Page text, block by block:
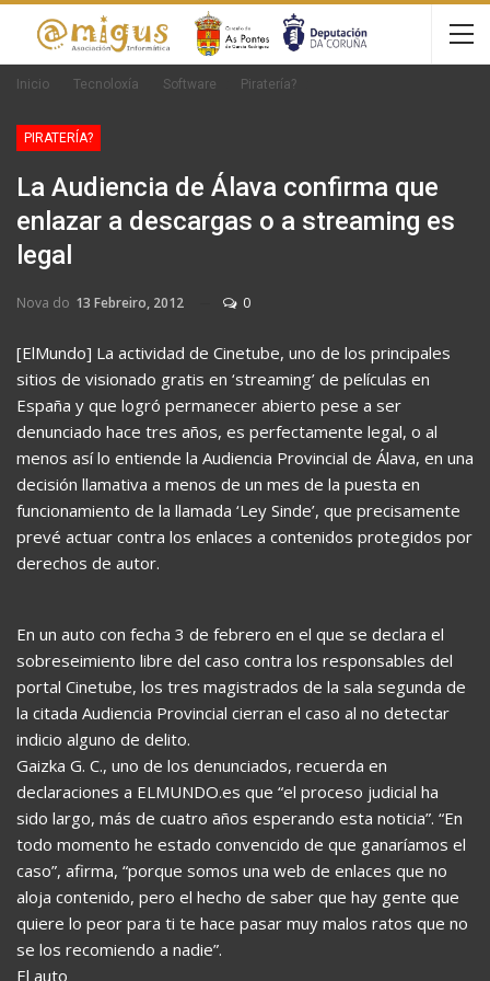
Inicio Tecnoloxía Software Piratería?
PIRATERÍA?
La Audiencia de Álava confirma que
enlazar a descargas o a streaming es
legal
Nova do 13 Febreiro, 2012 0
[ElMundo] La actividad de Cinetube, uno de los principales
sitios de visionado gratis en ‘streaming’ de películas en
España y que logró permanecer abierto pese a ser
denunciado hace tres años, es perfectamente legal, o al
menos así lo entiende la Audiencia Provincial de Álava, en una
decisión llamativa a menos de un mes de la puesta en
funcionamiento de la llamada ‘Ley Sinde’, que precisamente
prevé actuar contra los enlaces a contenidos protegidos por
derechos de autor.
En un auto con fecha 3 de febrero en el que se declara el
sobreseimiento libre del caso contra los responsables del
portal Cinetube, los tres magistrados de la sala segunda de
la citada Audiencia Provincial cierran el caso al no detectar
indicio alguno de delito.
Gaizka G. C., uno de los denunciados, recuerda en
declaraciones a ELMUNDO.es que “el proceso judicial ha
sido largo, más de cuatro años esperando esta noticia”. “En
todo momento he estado convencido de que ganaríamos el
caso”, afirma, “porque somos una web de enlaces que no
aloja contenido, pero el hecho de saber que hay gente que
quiere lo peor para ti te hace pasar muy malos ratos que no
se los recomiendo a nadie”.
El auto